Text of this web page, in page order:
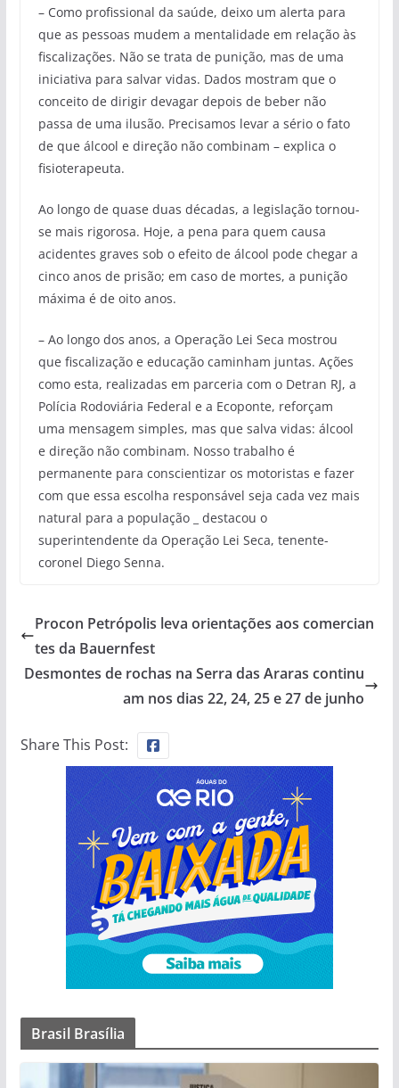
– Como profissional da saúde, deixo um alerta para
que as pessoas mudem a mentalidade em relação às
fiscalizações. Não se trata de punição, mas de uma
iniciativa para salvar vidas. Dados mostram que o
conceito de dirigir devagar depois de beber não
passa de uma ilusão. Precisamos levar a sério o fato
de que álcool e direção não combinam – explica o
fisioterapeuta.
Ao longo de quase duas décadas, a legislação tornou-
se mais rigorosa. Hoje, a pena para quem causa
acidentes graves sob o efeito de álcool pode chegar a
cinco anos de prisão; em caso de mortes, a punição
máxima é de oito anos.
– Ao longo dos anos, a Operação Lei Seca mostrou
que fiscalização e educação caminham juntas. Ações
como esta, realizadas em parceria com o Detran RJ, a
Polícia Rodoviária Federal e a Ecoponte, reforçam
uma mensagem simples, mas que salva vidas: álcool
e direção não combinam. Nosso trabalho é
permanente para conscientizar os motoristas e fazer
com que essa escolha responsável seja cada vez mais
natural para a população _ destacou o
superintendente da Operação Lei Seca, tenente-
coronel Diego Senna.
Procon Petrópolis leva orientações aos comercian
tes da Bauernfest
Desmontes de rochas na Serra das Araras continu
am nos dias 22, 24, 25 e 27 de junho
Share This Post:
Brasil Brasília